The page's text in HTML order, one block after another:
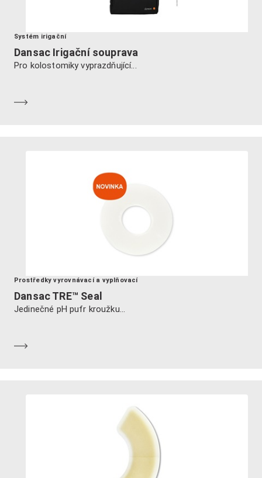
Systém irigační
Dansac Irigační souprava
Pro kolostomiky vyprazdňující...
Prostředky vyrovnávací a vyplňovací
Dansac TRE™ Seal
Jedinečné pH pufr kroužku...